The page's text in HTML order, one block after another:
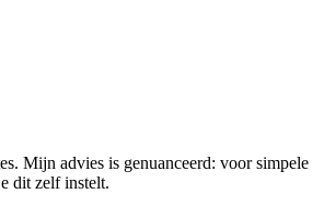
Mijn advies is genuanceerd: voor simpele
dit zelf instelt.